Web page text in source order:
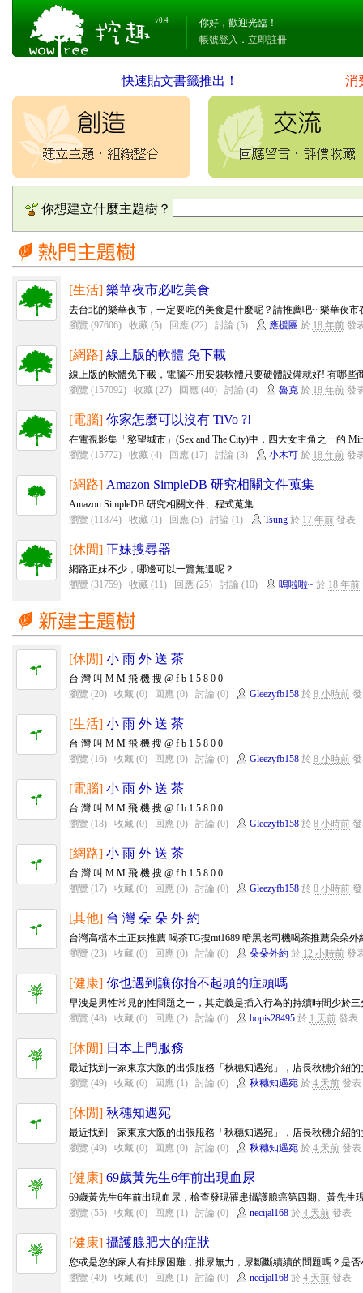
v0.4
你好，歡迎光臨！
帳號登入 ． 立即註冊
快速貼文書籤推出！ 消
你想建立什麼主題樹？
[生活] 樂華夜市必吃美食
去台北的樂華夜市，一定要吃的美食是什麼呢？請推薦吧~ 樂華夜市
瀏覽 (97606)
收藏 (5) 回應 (22) 討論 (5) 應援團 於 18 年前發
[網路] 線上版的軟體 免下載
線上版的軟體免下載，電腦不用安裝軟體只要硬體設備就好! 有哪些
瀏覽 (157092)
收藏 (27) 回應 (40) 討論 (4) 魯克於 18 年前發
[電腦] 你家怎麼可以沒有 TiVo ?!
在電視影集「慾望城市」(Sex and The City)中，四大女主角之一的
瀏覽 (15772)
收藏 (4) 回應 (17) 討論 (3) 小木可於 18 年前發
[網路] Amazon SimpleDB 研究相關文件蒐集
Amazon SimpleDB 研究相關文件、程式蒐集
瀏覽 (11874)
收藏 (1) 回應 (5) 討論 (1) Tsung於 17 年前發表
[休閒] 正妹搜尋器
網路正妹不少，哪邊可以一覽無遺呢？
瀏覽 (31759)
收藏 (11) 回應 (25) 討論 (10) 嗚啦啦~ 於 18 年前
[休閒] 小 雨 外 送 茶
台 灣 叫 M M 飛 機 搜 @ f b 1 5 8 0 0
瀏覽 (20)
收藏 (0) 回應 (0) 討論 (0) Gleezyfb158於 8 小時前發
[生活] 小 雨 外 送 茶
台 灣 叫 M M 飛 機 搜 @ f b 1 5 8 0 0
瀏覽 (16)
收藏 (0) 回應 (0) 討論 (0) Gleezyfb158於 8 小時前發
[電腦] 小 雨 外 送 茶
台 灣 叫 M M 飛 機 搜 @ f b 1 5 8 0 0
瀏覽 (18)
收藏 (0) 回應 (0) 討論 (0) Gleezyfb158於 8 小時前發
[網路] 小 雨 外 送 茶
台 灣 叫 M M 飛 機 搜 @ f b 1 5 8 0 0
瀏覽 (17)
收藏 (0) 回應 (0) 討論 (0) Gleezyfb158於 8 小時前發
[其他] 台 灣 朵 朵 外 約
台灣高檔本土正妹推薦 喝茶TG搜mt1689 暗黑老司機喝茶推薦朵朵外
瀏覽 (23)
收藏 (0) 回應 (0) 討論 (0) 朵朵外約於 12 小時前發
[健康] 你也遇到讓你抬不起頭的症頭嗎
早洩是男性常見的性問題之一，其定義是插入行為的持續時間少於
瀏覽 (48)
收藏 (0) 回應 (2) 討論 (0) bopis28495於 1 天前發表
[休閒] 日本上門服務
最近找到一家東京大阪的出張服務「秋穗知遇宛」，店長秋穗介紹
瀏覽 (49)
收藏 (0) 回應 (1) 討論 (0) 秋穗知遇宛於 4 天前發表
[休閒] 秋穗知遇宛
最近找到一家東京大阪的出張服務「秋穗知遇宛」，店長秋穗介紹
瀏覽 (49)
收藏 (0) 回應 (0) 討論 (0) 秋穗知遇宛於 4 天前發表
[健康] 69歲黃先生6年前出現血尿
69歲黃先生6年前出現血尿，檢查發現罹患攝護腺癌第四期。黃先生
瀏覽 (55)
收藏 (0) 回應 (1) 討論 (0) necijal168於 4 天前發表
[健康] 攝護腺肥大的症狀
您或是您的家人有排尿困難，排尿無力，尿斷斷續續的問題嗎？是
瀏覽 (49)
收藏 (0) 回應 (1) 討論 (0) necijal168於 4 天前發表